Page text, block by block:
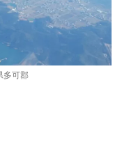
多可郡